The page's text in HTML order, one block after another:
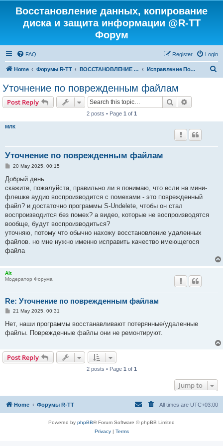
Восстановление данных, копирование
диска и защита информации @R-TT
Форум
FAQ Login
Register
Home Форумы R-TT ВОССТАНОВЛЕНИЕ ДАННЫХ И УДАЛЕННЫХ ФАЙЛОВ Исправление Поврежденных Файлов
Уточнение по поврежденным файлам
Post Reply Search
2 posts • Page 1 of 1
МЛК
Уточнение по поврежденным файлам
P
s
20 May 2025, 00:15
Добрый день
скажите, пожалуйста, правильно ли я понимаю, что если на мини-
флешке аудио воспроизводится с помехами - это поврежденный
файл? и достаточно программы S-Undelete, чтобы он стал
воспроизводится без помех? а видео, которые не воспроизводятся
вообще, будут воспроизводиться?
уточняю, потому что обычно нахожу восстановление удаленных
файлов. но мне нужно именно исправить качество имеющегося
файла
Alt
Модератор Форума
Re: Уточнение по поврежденным файлам
P
s
21 May 2025, 00:31
Нет, наши программы восстанавливают потерянные/удаленные
файлы. Поврежденные файлы они не ремонтируют.
Post Reply
2 posts • Page 1 of 1
Jump to
Home Форумы R-TT All times are UTC+03:00
Powered by phpBB® Forum Software © phpBB Limited
Privacy| Terms